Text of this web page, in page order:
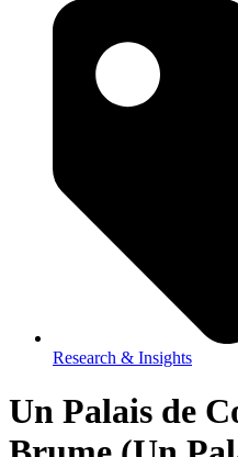
Research & Insights
Un Palais de